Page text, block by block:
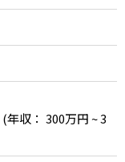
(年収： 300万円 ~ 3